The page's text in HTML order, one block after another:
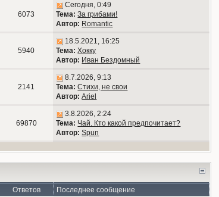
6073
Сегодня, 0:49
Тема: За грибами!
Автор: Romantic
5940
18.5.2021, 16:25
Тема: Хокку
Автор: Иван Бездомный
2141
8.7.2026, 9:13
Тема: Стихи, не свои
Автор: Ariel
69870
3.8.2026, 2:24
Тема: Чай. Кто какой предпочитает?
Автор: Spun
Ответов Последнее сообщение